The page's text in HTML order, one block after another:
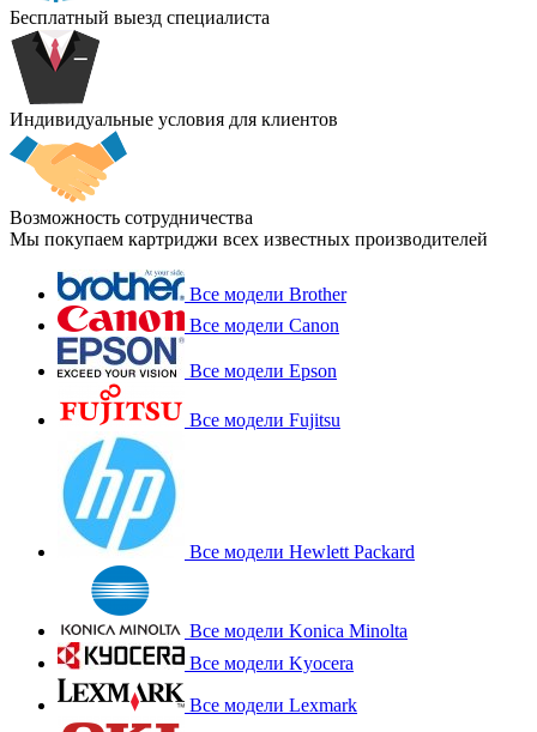
Бесплатный выезд специалиста
Индивидуальные условия для клиентов
Возможность сотрудничества
Мы покупаем картриджи всех известных производителей
Все модели Brother
Все модели Canon
Все модели Epson
Все модели Fujitsu
Все модели Hewlett Packard
Все модели Konica Minolta
Все модели Kyocera
Все модели Lexmark